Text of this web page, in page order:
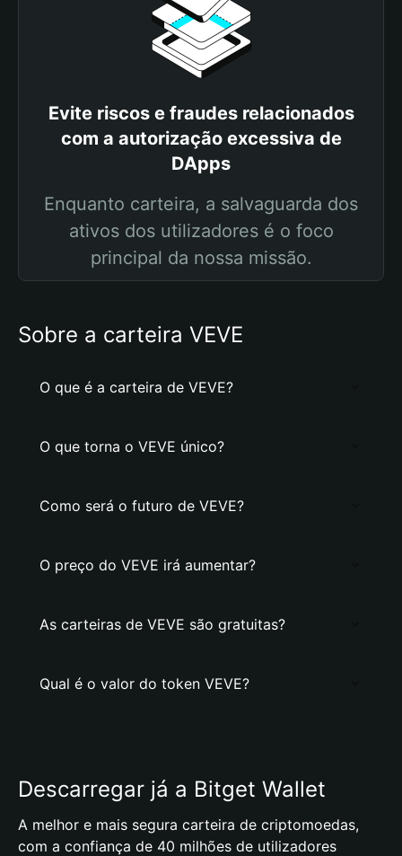
Evite riscos e fraudes relacionados
com a autorização excessiva de
DApps
Enquanto carteira, a salvaguarda dos
ativos dos utilizadores é o foco
principal da nossa missão.
Sobre a carteira VEVE
O que é a carteira de VEVE?
O que torna o VEVE único?
Como será o futuro de VEVE?
O preço do VEVE irá aumentar?
As carteiras de VEVE são gratuitas?
Qual é o valor do token VEVE?
Descarregar já a Bitget Wallet
A melhor e mais segura carteira de criptomoedas,
com a confiança de 40 milhões de utilizadores